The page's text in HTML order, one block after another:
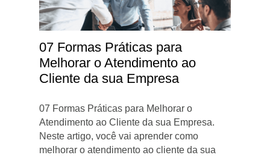
07 Formas Práticas para
Melhorar o Atendimento ao
Cliente da sua Empresa
07 Formas Práticas para Melhorar o
Atendimento ao Cliente da sua Empresa.
Neste artigo, você vai aprender como
melhorar o atendimento ao cliente da sua